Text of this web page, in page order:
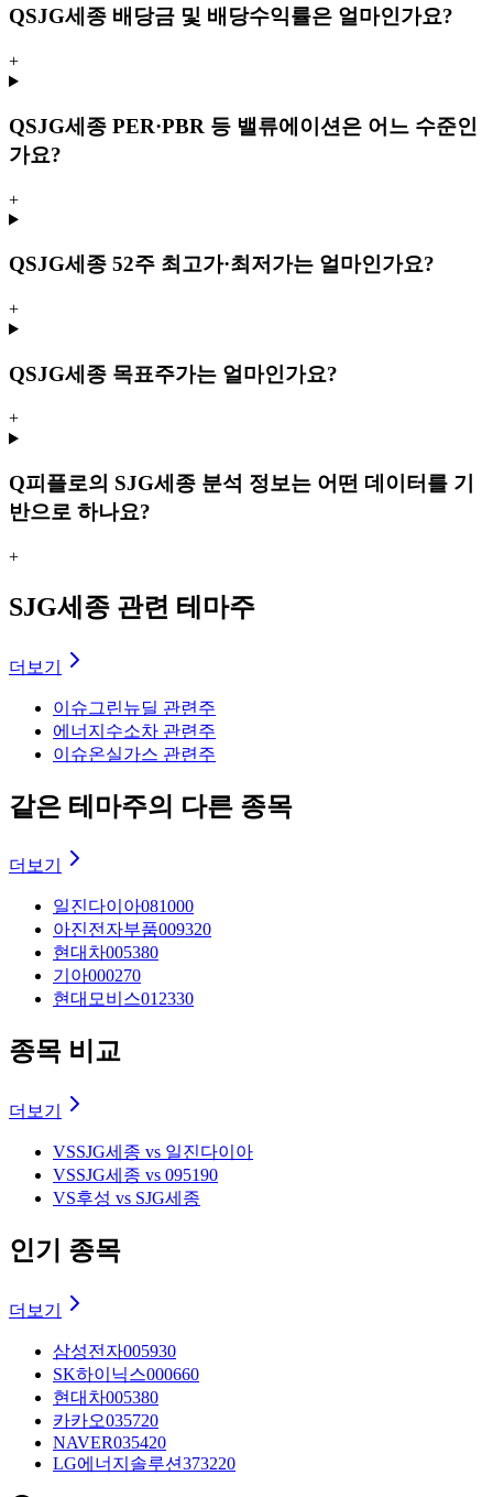
QSJG세종 배당금 및 배당수익률은 얼마인가요?
+
QSJG세종 PER·PBR 등 밸류에이션은 어느 수준인
가요?
+
QSJG세종 52주 최고가·최저가는 얼마인가요?
+
QSJG세종 목표주가는 얼마인가요?
+
Q피플로의 SJG세종 분석 정보는 어떤 데이터를 기
반으로 하나요?
+
SJG세종 관련 테마주
더보기
이슈그린뉴딜 관련주
에너지 수소차 관련주
이슈온실가스 관련주
같은 테마주의 다른 종목
더보기
일진다이아081000
아진전자부품009320
현대차005380
기아000270
현대모비스012330
종목 비교
더보기
VSSJG세종 vs 일진다이아
VSSJG세종 vs 095190
VS후성 vs SJG세종
인기 종목
더보기
삼성전자005930
SK하이닉스000660
현대차005380
카카오035720
NAVER035420
LG에너지솔루션373220